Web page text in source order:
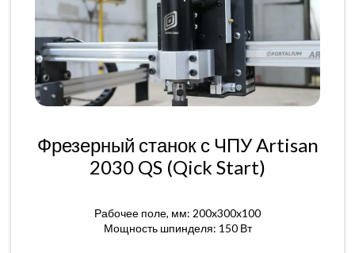
Фрезерный станок с ЧПУ Artisan
2030 QS (Qick Start)
Рабочее поле, мм: 200x300x100
Мощность шпинделя: 150 Вт